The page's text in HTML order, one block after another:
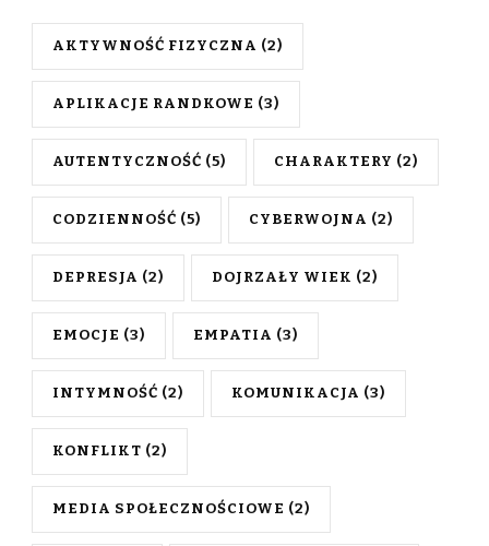
AKTYWNOŚĆ FIZYCZNA (2)
APLIKACJE RANDKOWE (3)
AUTENTYCZNOŚĆ (5) CHARAKTERY (2)
CODZIENNOŚĆ (5) CYBERWOJNA (2)
DEPRESJA (2) DOJRZAŁY WIEK (2)
EMOCJE (3) EMPATIA (3)
INTYMNOŚĆ (2) KOMUNIKACJA (3)
KONFLIKT (2)
MEDIA SPOŁECZNOŚCIOWE (2)